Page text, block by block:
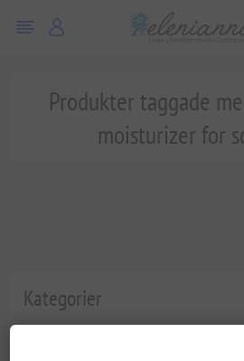
Kategorier
Produkter taggade
moisturizer for